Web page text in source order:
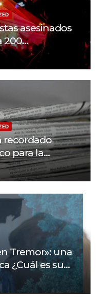
asesinados
200
muertos
recordado
para la
tercio de los
por Israel
Tremor»: una
¿Cuál es su